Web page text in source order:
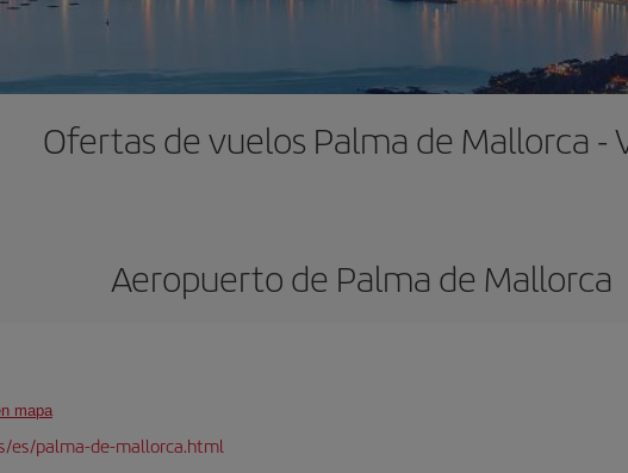
Ofertas de vuelos Palma de Mallorca -
Aeropuerto de Palma de Mallorca
mapa
es/palma-de-mallorca.html